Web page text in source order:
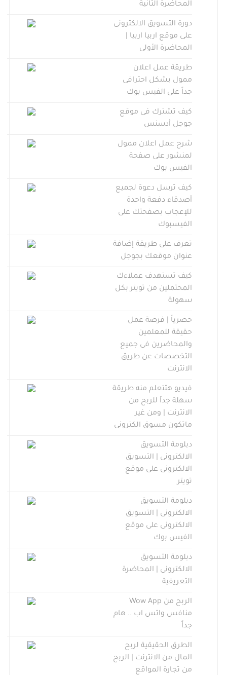
المحاضرة الثانية
دورة التسويق الالكترونى
على موقع اربيا اربيا |
المحاضرة الأولى
طريقة عمل اعلان
ممول بشكل احترافى
جداً على الفيس بوك
كيف تشترك فى موقع
جوجل أدسنس
شرح عمل اعلان ممول
لمنشور على صفحة
الفيس بوك
كيف ترسل دعوة لجميع
أصدقاء دفعة واحدة
للإعجاب بصفحتك على
الفيسبوك
تعرف على طريقة إضافة
عنوان موقعك بجوجل
كيف تستهدف عملاءك
المحتملين من تويتر بكل
سهولة
حصرياً | فرصة عمل
حقيقة للمعلمين
والمحاضرين فى جميع
التخصصات عن طريق
الانترنت
فيديو هتتعلم منه طريقة
سهلة جداَ للربح من
الانترنت | ومن غير
ماتكون مسوق الكترونى
دبلومة التسويق
الالكترونى | التسويق
الالكترونى على موقع
تويتر
دبلومة التسويق
الالكترونى | التسويق
الالكترونى على موقع
الفيس بوك
دبلومة التسويق
الالكترونى | المحاضرة
التعريفية
الربح من Wow App
منافس واتس اب .. هام
جداً
الطرق الحقيقية لربح
المال من الانترنت | الربح
من تجارة المواقع